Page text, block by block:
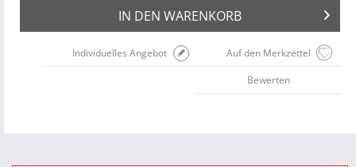
IN DEN WARENKORB
Auf den Merkzettel
Individuelles Angebot
Bewerten